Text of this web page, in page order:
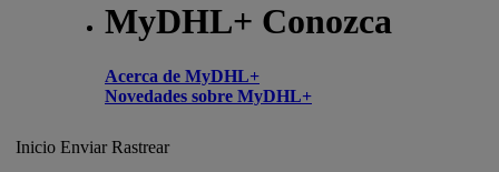
MyDHL+ Conozca
Acerca de MyDHL+
Novedades sobre MyDHL+
Inicio Enviar Rastrear